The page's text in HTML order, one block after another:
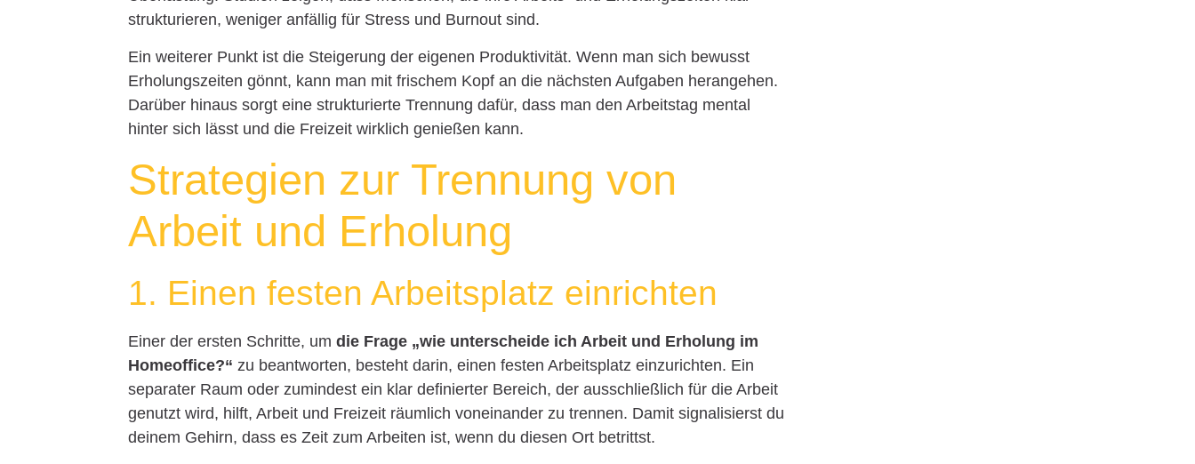
strukturieren, weniger anfällig für Stress und Burnout sind.
Ein weiterer Punkt ist die Steigerung der eigenen Produktivität. Wenn man sich bewusst
Erholungszeiten gönnt, kann man mit frischem Kopf an die nächsten Aufgaben herangehen.
Darüber hinaus sorgt eine strukturierte Trennung dafür, dass man den Arbeitstag mental
hinter sich lässt und die Freizeit wirklich genießen kann.
Strategien zur Trennung von
Arbeit und Erholung
1. Einen festen Arbeitsplatz einrichten
Einer der ersten Schritte, umdie Frage „wie unterscheide ich Arbeit und Erholung im
Homeoffice?“ zu beantworten, besteht darin, einen festen Arbeitsplatz einzurichten. Ein
separater Raum oder zumindest ein klar definierter Bereich, der ausschließlich für die Arbeit
genutzt wird, hilft, Arbeit und Freizeit räumlich voneinander zu trennen. Damit signalisierst du
deinem Gehirn, dass es Zeit zum Arbeiten ist, wenn du diesen Ort betrittst.